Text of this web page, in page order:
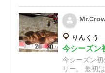
りんくう
今シーズン
今シーズン初
リー。 最初は